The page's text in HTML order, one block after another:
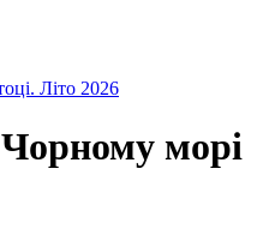
Літо 2026
морі